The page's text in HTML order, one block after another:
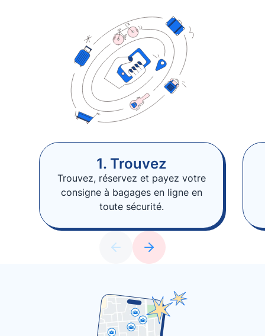
1. Trouvez
Trouvez, réservez et payez votre
consigne à bagages en ligne en
toute sécurité.